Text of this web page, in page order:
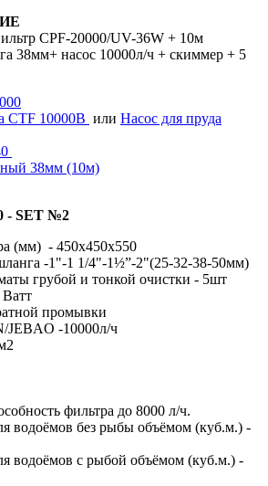
CPF-20000/UV-36W + 10м
38мм+ насос 10000л/ч + скиммер + 5
CTF 10000B или Насос для пруда
38мм (10м)
- SET №2
(мм) - 450х450х550
-1"-1 1/4"-1½”-2"(25-32-38-50мм)
грубой и тонкой очистки - 5шт
промывки
JEBAO -10000л/ч
фильтра до 8000 л/ч.
водоёмов без рыбы объёмом (куб.м.) -
водоёмов с рыбой объёмом (куб.м.) -